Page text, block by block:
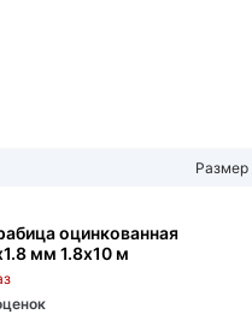
Размер
оцинкованная
мм 1.8х10 м